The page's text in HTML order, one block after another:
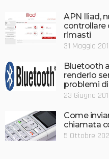
APN Iliad,
controllare
rimasti
31 Maggio
Bluetooth
renderlo
problemi
23 Giugno
Come
chiamata
5 Ottobre